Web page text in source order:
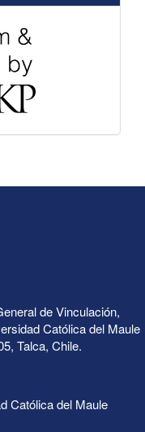
de Vinculación,
Católica del Maule
Talca, Chile.
Católica del Maule